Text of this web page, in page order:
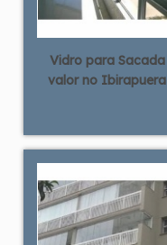
Vidro para Sacada
valor no Ibirapuera